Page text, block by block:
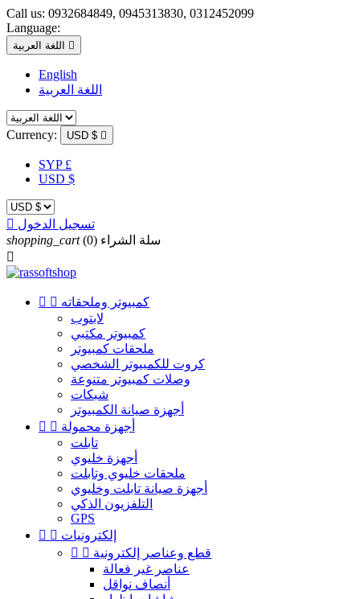
Call us: 0932684849, 0945313830, 0312452099
Language:
اللغة العربية 
English
اللغة العربية
Currency: USD $ 
SYP £
USD $
 تسجيل الدخول
shopping_cart
سلة الشراء (0)

  كمبيوتر وملحقاته
لابتوب
كمبيوتر مكتبي
ملحقات كمبيوتر
كروت للكمبيوتر الشخصي
وصلات كمبيوتر متنوعة
شبكات
أجهزة صيانة الكمبيوتر
  أجهزة محمولة
تابلت
أجهزة خليوي
ملحقات خليوي وتابلت
أجهزة صيانة تابلت وخليوي
التلفزيون الذكي
GPS
  إلكترونيات
  قطع وعناصر إلكترونية
عناصر غير فعالة
أنصاف نواقل